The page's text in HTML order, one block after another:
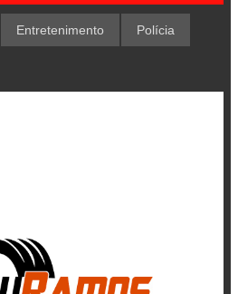
Entretenimento Polícia